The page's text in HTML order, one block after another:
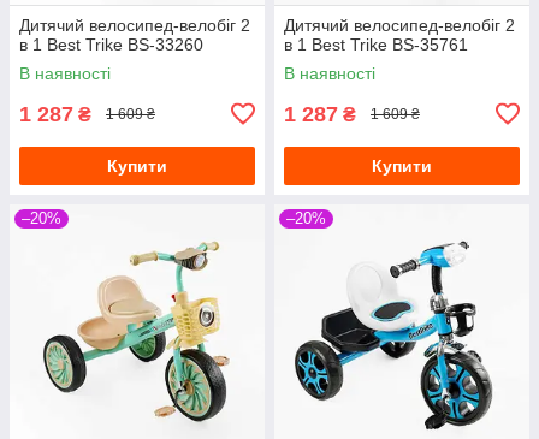
Дитячий велосипед-велобіг 2
в 1 Best Trike BS-33260
В наявності
1 287 ₴ 1 609 ₴
Купити
Дитячий велосипед-велобіг 2
в 1 Best Trike BS-35761
В наявності
1 287 ₴ 1 609 ₴
Купити
–20% –20%